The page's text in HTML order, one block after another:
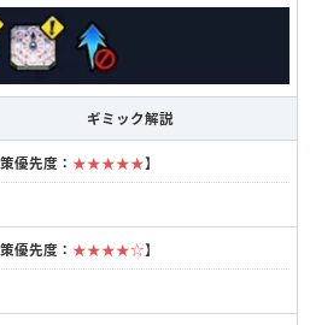
ギミック解説
優先度： ★★★★★】
優先度： ★★★★☆】